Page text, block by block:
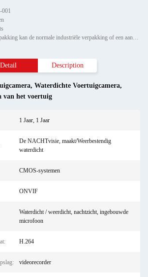
001
Verpakking Details: De verpakking kan de normale industriële verpakking of een aangepaste service zijn.
Detail Description
, Waterdichte Voertuigcamera,
van het voertuig
1 Jaar, 1 Jaar
De NACHTvisie, maakt/Weerbestendig
waterdicht
CMOS-systemen
ONVIF
Waterdicht / weerdicht, nachtzicht, ingebouwde
microfoon
H.264
videorecorder